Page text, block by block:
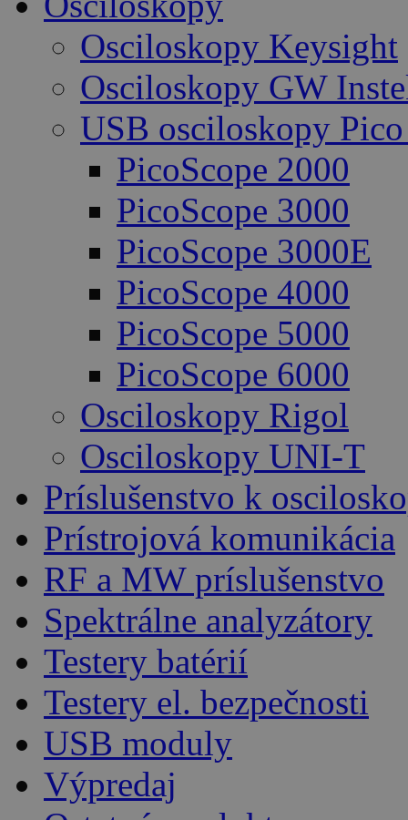
Osciloskopy Keysight
Osciloskopy GW
USB osciloskopy
PicoScope 2000
PicoScope 3000
PicoScope 3000E
PicoScope 4000
PicoScope 5000
PicoScope 6000
Osciloskopy Rigol
Osciloskopy UNI-T
Príslušenstvo k
Prístrojová komunikácia
RF a MW príslušenstvo
Spektrálne analyzátory
Testery batérií
Testery el. bezpečnosti
USB moduly
Výpredaj